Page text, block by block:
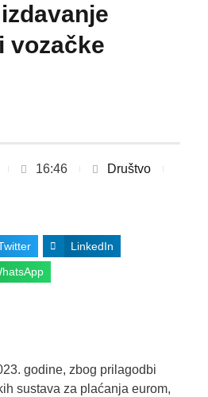
vozačke
16:46
Društvo
LinkedIn
godine, zbog prilagodbi
sustava za plaćanja eurom,